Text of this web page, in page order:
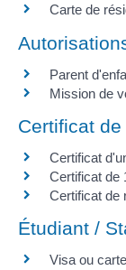
Carte de
Parent
Mission de
Certificat
Certificat
Certificat de
Certificat de
Étudiant /
Visa ou